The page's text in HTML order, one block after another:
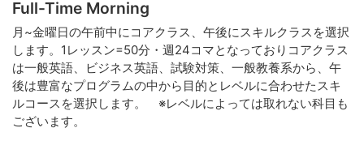
Full-Time Morning
月~金曜日の午前中にコアクラス、午後にスキルクラスを選択
します。1レッスン=50分・週24コマとなっておりコアクラス
は一般英語、ビジネス英語、試験対策、一般教養系から、午
後は豊富なプログラムの中から目的とレベルに合わせたスキ
ルコースを選択します。 ※レベルによっては取れない科目も
ございます。